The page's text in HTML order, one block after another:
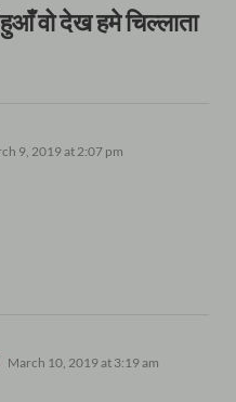
वो देख हमे चिल्लाता
9, 2019 at 2:07 pm
says:
March 10, 2019 at 3:19 am